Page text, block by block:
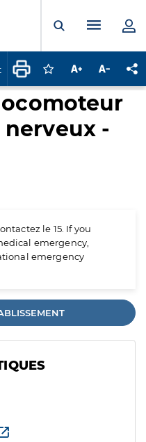
Ouvrir laMenu
Connectez-vous
Augmenter la
-
le 15. If you
emergency,
emergency